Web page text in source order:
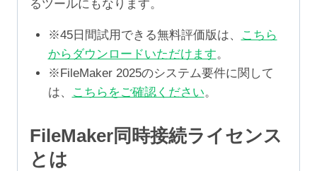
るツールにもなります。
※45日間試用できる無料評価版は、
こちら
からダウンロードいただけます。
※FileMaker 2025のシステム要件に関して
は、
こちらをご確認ください。
FileMaker同時接続ライセンス
とは